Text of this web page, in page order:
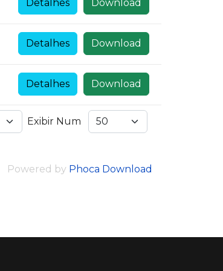
Download
Detalhes
Download
Detalhes
Download
Detalhes
Exibir Num
Powered by Phoca Download